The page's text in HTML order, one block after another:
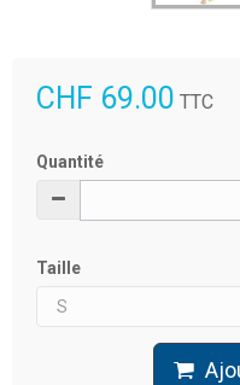
CHF 69.00 TTC
Quantité
Taille